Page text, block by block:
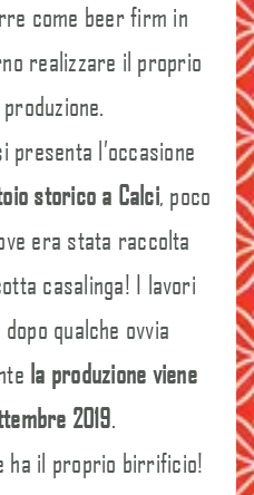
come beer firm in
realizzare il proprio
presenta l’occasione
storico a Calci, poco
era stata raccolta
casalinga! I lavori
qualche ovvia
la produzione viene
2019.
ha il proprio birrificio!